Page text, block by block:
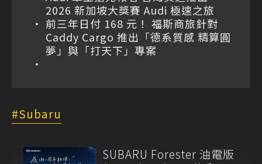
2026 新加坡大獎賽 Audi 極速之旅
前三年日付 168 元！ 福斯商旅針對
Caddy Cargo 推出「德系質感 精算圓
夢」與「打天下」專案
Subaru
SUBARU Forester 油電版